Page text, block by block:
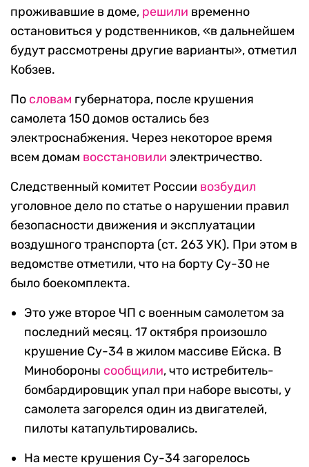
проживавшие в доме, решили временно
остановиться у родственников, «в дальнейшем
будут рассмотрены другие варианты», отметил
Кобзев.
По словам губернатора, после крушения
самолета 150 домов остались без
электроснабжения. Через некоторое время
всем домам восстановили электричество.
Следственный комитет России возбудил
уголовное дело по статье о нарушении правил
безопасности движения и эксплуатации
воздушного транспорта (ст. 263 УК). При этом в
ведомстве отметили, что на борту Су-30 не
было боекомплекта.
Это уже второе ЧП с военным самолетом за
последний месяц. 17 октября произошло
крушение Су-34 в жилом массиве Ейска. В
Минобороны сообщили, что истребитель-
бомбардировщик упал при наборе высоты, у
самолета загорелся один из двигателей,
пилоты катапультировались.
На месте крушения Су-34 загорелось